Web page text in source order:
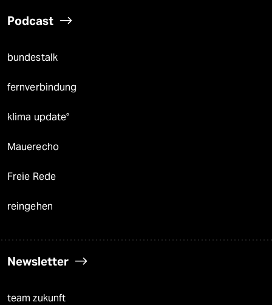
Podcast
bundestalk
fernverbindung
klima update°
Mauerecho
Freie Rede
reingehen
Newsletter
team zukunft